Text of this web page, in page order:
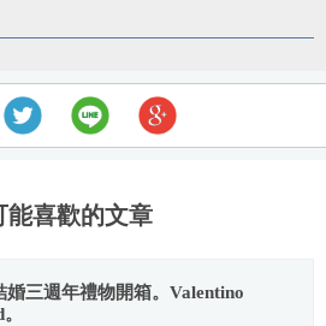
能喜歡的文章
婚三週年禮物開箱。Valentino